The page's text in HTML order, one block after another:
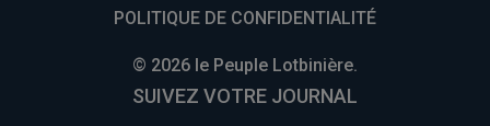
POLITIQUE DE CONFIDENTIALITÉ
© 2026 le Peuple Lotbinière.
SUIVEZ VOTRE JOURNAL